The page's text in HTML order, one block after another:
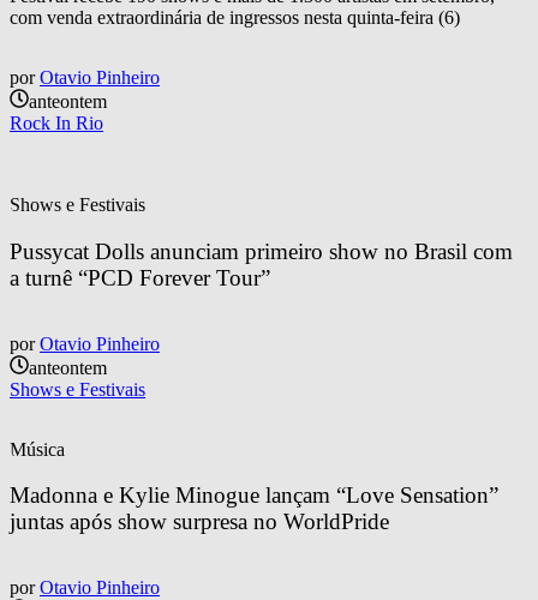
com venda extraordinária de ingressos nesta quinta-feira (6)
por Otavio Pinheiro
anteontem
Rock In Rio
Shows e Festivais
Pussycat Dolls anunciam primeiro show no Brasil com
a turnê “PCD Forever Tour”
por Otavio Pinheiro
anteontem
Shows e Festivais
Música
Madonna e Kylie Minogue lançam “Love Sensation”
juntas após show surpresa no WorldPride
por Otavio Pinheiro